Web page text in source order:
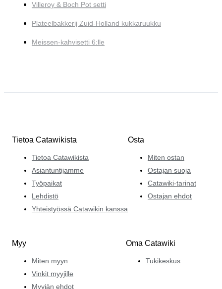
Villeroy & Boch Pot setti
Plateelbakkerij Zuid-Holland kukkaruukku
Meissen-kahvisetti 6:lle
Tietoa Catawikista
Tietoa Catawikista
Asiantuntijamme
Työpaikat
Lehdistö
Yhteistyössä Catawikin kanssa
Osta
Miten ostan
Ostajan suoja
Catawiki-tarinat
Ostajan ehdot
Myy
Miten myyn
Vinkit myyjille
Myyjän ehdot
Oma Catawiki
Tukikeskus